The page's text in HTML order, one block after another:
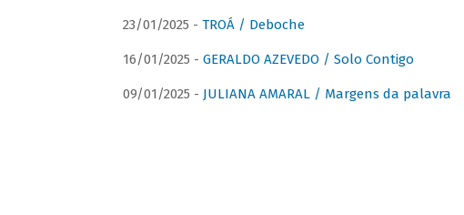
23/01/2025 - TROÁ / Deboche
16/01/2025 - GERALDO AZEVEDO / Solo Contigo
09/01/2025 - JULIANA AMARAL / Margens da palavra